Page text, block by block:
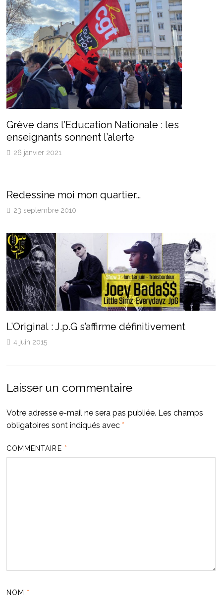
Grève dans l’Education Nationale : les
enseignants sonnent l’alerte
26 janvier 2021
Redessine moi mon quartier…
23 septembre 2010
L’Original : J.p.G s’affirme définitivement
4 juin 2015
Laisser un commentaire
Votre adresse e-mail ne sera pas publiée. Les champs
obligatoires sont indiqués avec *
COMMENTAIRE *
NOM *